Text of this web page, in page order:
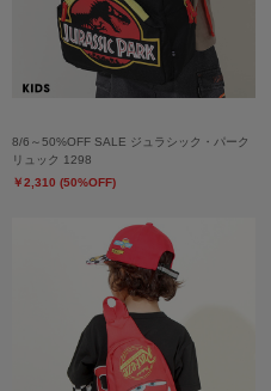
8/6～50%OFF SALE ジュラシック・パーク
リュック 1298
￥2,310 (50%OFF)